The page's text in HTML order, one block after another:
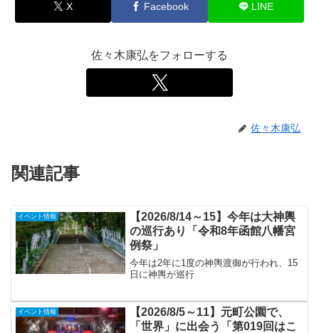
X Facebook LINE
佐々木康弘をフォローする
佐々木康弘
関連記事
イベント情報
【2026/8/14～15】今年は大神輿
の巡行あり「令和8年函館八幡宮
例祭」
今年は2年に1度の神輿渡御が行われ、15
日に神輿が巡行
イベント情報
【2026/8/5～11】元町公園で、
「世界」に出会う「第019回はこ